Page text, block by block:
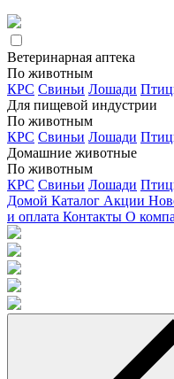
Ветеринарная аптека
По животным
КРС Свиньи Лошади
Для пищевой индустрии
По животным
КРС Свиньи Лошади
Домашние животные
По животным
КРС Свиньи Лошади
Домой Каталог Акции
и оплата Контакты О